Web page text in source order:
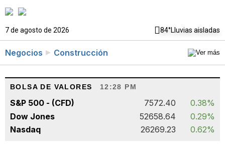
7 de agosto de 2026 84°Lluvias aisladas
Negocios Construcción
BOLSA DE VALORES 12:28 PM
S&P 500 - (CFD) 7572.40
0.38%
Dow Jones
52658.64
0.29%
Nasdaq
26269.23 0.62%